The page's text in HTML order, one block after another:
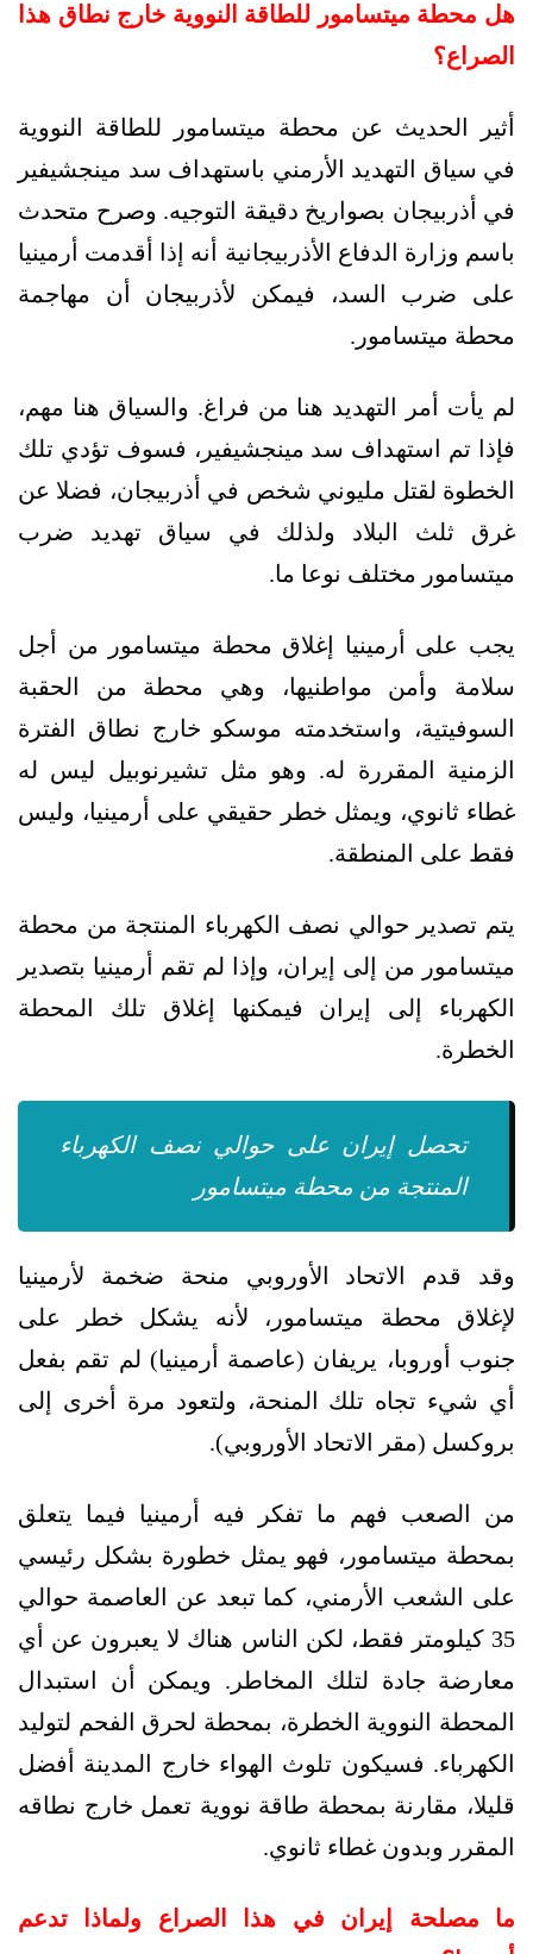
هل محطة ميتسامور للطاقة النووية خارج نطاق هذا
الصراع؟
أثير الحديث عن محطة ميتسامور للطاقة النووية
في سياق التهديد الأرمني باستهداف سد مينجشيفير
في أذربيجان بصواريخ دقيقة التوجيه. وصرح متحدث
باسم وزارة الدفاع الأذربيجانية أنه إذا أقدمت أرمينيا
على ضرب السد، فيمكن لأذربيجان أن مهاجمة
محطة ميتسامور.
لم يأت أمر التهديد هنا من فراغ. والسياق هنا مهم،
فإذا تم استهداف سد مينجشيفير، فسوف تؤدي تلك
الخطوة لقتل مليوني شخص في أذربيجان، فضلا عن
غرق ثلث البلاد ولذلك في سياق تهديد ضرب
ميتسامور مختلف نوعا ما.
يجب على أرمينيا إغلاق محطة ميتسامور من أجل
سلامة وأمن مواطنيها، وهي محطة من الحقبة
السوفيتية، واستخدمته موسكو خارج نطاق الفترة
الزمنية المقررة له. وهو مثل تشيرنوبيل ليس له
غطاء ثانوي، ويمثل خطر حقيقي على أرمينيا، وليس
فقط على المنطقة.
يتم تصدير حوالي نصف الكهرباء المنتجة من محطة
ميتسامور من إلى إيران، وإذا لم تقم أرمينيا بتصدير
الكهرباء إلى إيران فيمكنها إغلاق تلك المحطة
الخطرة.
تحصل إيران على حوالي نصف الكهرباء
المنتجة من محطة ميتسامور
وقد قدم الاتحاد الأوروبي منحة ضخمة لأرمينيا
لإغلاق محطة ميتسامور، لأنه يشكل خطر على
جنوب أوروبا، يريفان (عاصمة أرمينيا) لم تقم بفعل
أي شيء تجاه تلك المنحة، ولتعود مرة أخرى إلى
بروكسل (مقر الاتحاد الأوروبي).
من الصعب فهم ما تفكر فيه أرمينيا فيما يتعلق
بمحطة ميتسامور، فهو يمثل خطورة بشكل رئيسي
على الشعب الأرمني، كما تبعد عن العاصمة حوالي
35 كيلومتر فقط، لكن الناس هناك لا يعبرون عن أي
معارضة جادة لتلك المخاطر. ويمكن أن استبدال
المحطة النووية الخطرة، بمحطة لحرق الفحم لتوليد
الكهرباء. فسيكون تلوث الهواء خارج المدينة أفضل
قليلا، مقارنة بمحطة طاقة نووية تعمل خارج نطاقه
المقرر وبدون غطاء ثانوي.
ما مصلحة إيران في هذا الصراع ولماذا تدعم